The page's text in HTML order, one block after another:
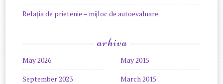
Relația de prietenie – mijloc de autoevaluare
arhiva
May 2026
September 2023
May 2015
March 2015